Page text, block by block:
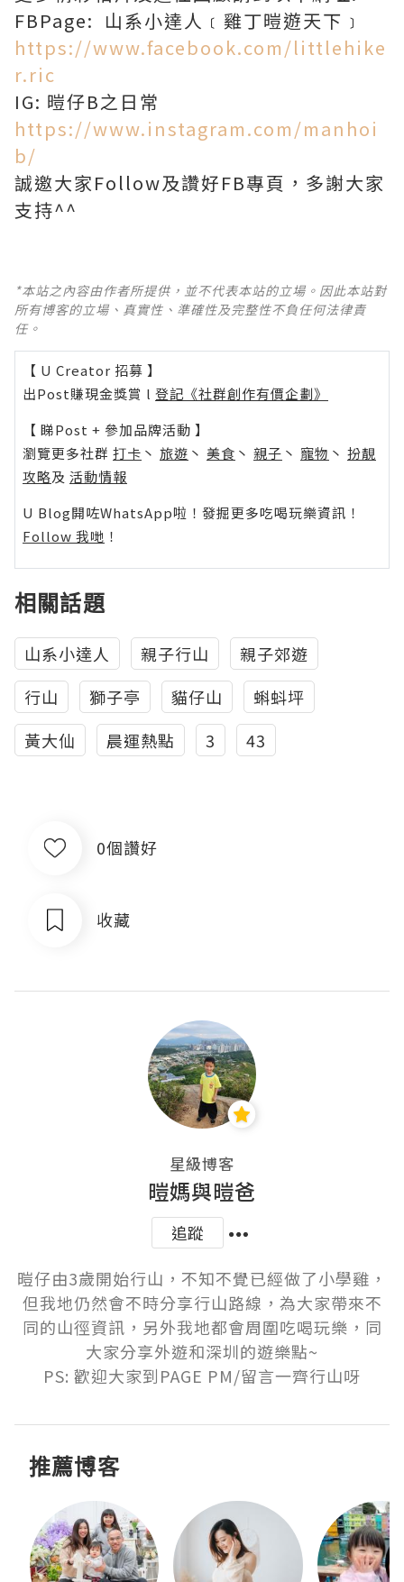
FBPage: 山系小達人﹝雞丁暟遊天下﹞
https://www.facebook.com/littlehike
r.ric
IG: 暟仔B之日常
https://www.instagram.com/manhoi
b/
誠邀大家Follow及讚好FB專頁，多謝大家
支持^^
*本站之內容由作者所提供，並不代表本站的立場。因此本站對
所有博客的立場、真實性、準確性及完整性不負任何法律責
任。
【 U Creator 招募 】
出Post賺現金獎賞 l 登記《社群創作有價企劃》
【 睇Post + 參加品牌活動 】
瀏覽更多社群 打卡 丶 旅遊 丶 美食 丶 親子 丶 寵物 丶 扮靚
攻略及 活動情報
U Blog開咗WhatsApp啦！發掘更多吃喝玩樂資訊！
Follow 我哋 ！
相關話題
山系小達人 親子行山
親子郊遊
行山
獅子亭 貓仔山
蝌蚪坪
黃大仙
晨運熱點 3 43
0個讚好
收藏
星級博客
暟媽與暟爸
追蹤
暟仔由3歲開始行山，不知不覺已經做了小學雞，
但我地仍然會不時分享行山路線，為大家帶來不
同的山徑資訊，另外我地都會周圍吃喝玩樂，同
大家分享外遊和深圳的遊樂點~
PS: 歡迎大家到PAGE PM/留言一齊行山呀
推薦博客